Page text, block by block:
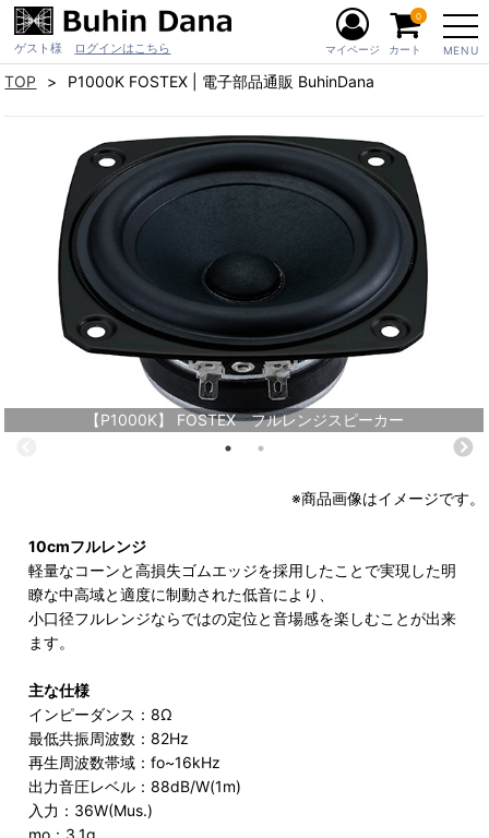
ゲスト様 ログインはこちら MENU
マイページ カート
0
TOP P1000K FOSTEX | 電子部品通販 BuhinDana
【P1000K】 FOSTEX フルレンジスピーカー
※商品画像はイメージです。
10cmフルレンジ
軽量なコーンと高損失ゴムエッジを採用したことで実現した明
瞭な中高域と適度に制動された低音により、
小口径フルレンジならではの定位と音場感を楽しむことが出来
ます。
主な仕様
インピーダンス：8Ω
最低共振周波数：82Hz
再生周波数帯域：fo~16kHz
出力音圧レベル：88dB/W(1m)
入力：36W(Mus.)
mo：3.1g